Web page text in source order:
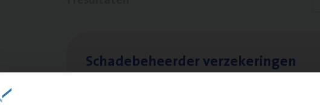
Scha­de­be­heer­der verzekeringen